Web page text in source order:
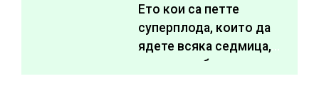
Ето кои са петте
суперплода, които да
ядете всяка седмица,
за да подобрите